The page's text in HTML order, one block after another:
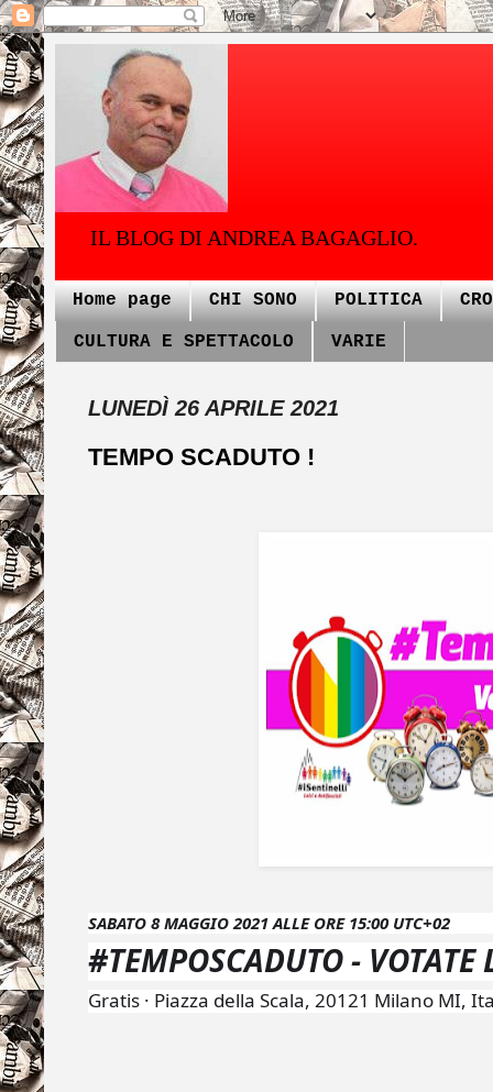
IL BLOG DI ANDREA BAGAGLIO.
Home page CHI SONO POLITICA
CULTURA E SPETTACOLO VARIE
LUNEDÌ 26 APRILE 2021
TEMPO SCADUTO !
SABATO 8 MAGGIO 2021 ALLE ORE 15:00 UTC+02
#TEMPOSCADUTO - VOTATE
Gratis · Piazza della Scala, 20121 Milano MI,